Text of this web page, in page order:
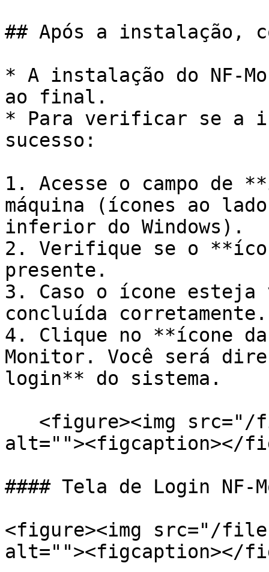
## Após a instalação,
* A instalação do NF-
ao final.
* Para verificar se a
sucesso:
1. Acesse o campo de
máquina (ícones ao
inferior do Windows).
2. Verifique se o
presente.
3. Caso o ícone
concluída corretamente.
4. Clique no **ícone
Monitor. Você será
login** do sistema.
alt=""><figcaption></
#### Tela de Login NF-
<figure><img src="/
alt=""><figcaption></